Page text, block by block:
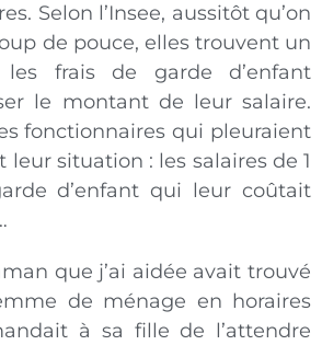
Selon l’Insee, aussitôt qu’on
de pouce, elles trouvent un
les frais de garde d’enfant
le montant de leur salaire.
fonctionnaires qui pleuraient
leur situation : les salaires de 1
d’enfant qui leur coûtait
que j’ai aidée avait trouvé
de ménage en horaires
à sa fille de l’attendre